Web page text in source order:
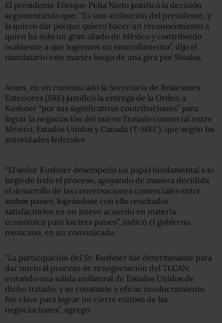
El presidente Enrique Peña Nieto justificó la decisión
argumentando que: “Es una atribución del presidente, y
la quiero dar porque quiero hacer un reconocimiento a
quien ha sido un gran aliado de México y contribuido
realmente a que logremos un entendimiento”, dijo el
mandatario este martes luego de una gira por Sinaloa.
Antes, en un comunicado la Secretaría de Relaciones
Exteriores (SRE) justificó la entrega de la Orden a
Kushner “por sus significativas contribuciones” para
lograr la negociación del nuevo Tratado comercial entre
México, Estados Unidos y Canadá (T-MEC), que según las
autoridades federales
“El señor Kushner desempeñó un papel fundamental a lo
largo de todo el proceso, apoyando de manera decidida
el desarrollo de las conversaciones comerciales entre
ambos países, lográndose con ello resultados
satisfactorios en un nuevo acuerdo en materia
económica para los tres países”, indicó el gobierno
mexicano, en un comunicado.
“La participación del Sr. Kushner fue determinante para
dar inicio al proceso de renegociación del TLCAN,
evitando una salida unilateral de Estados Unidos de
dicho tratado, y su constante y eficaz involucramiento
fue clave para lograr un cierre exitoso de las
negociaciones”, agregó.